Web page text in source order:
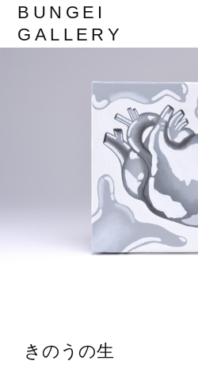
BUNGEI
GALLERY
きのうの生